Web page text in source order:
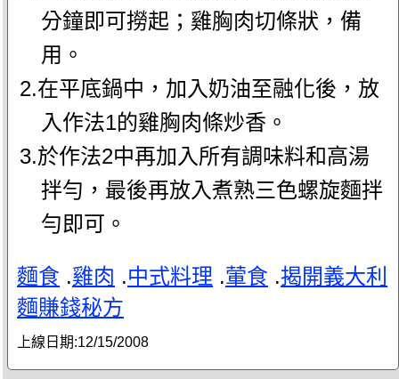
分鐘即可撈起；雞胸肉切條狀，備
用。
2.在平底鍋中，加入奶油至融化後，放
入作法1的雞胸肉條炒香。
3.於作法2中再加入所有調味料和高湯
拌勻，最後再放入煮熟三色螺旋麵拌
勻即可。
麵食 .雞肉 .中式料理 .葷食 .揭開義大利
麵賺錢秘方
上線日期:12/15/2008